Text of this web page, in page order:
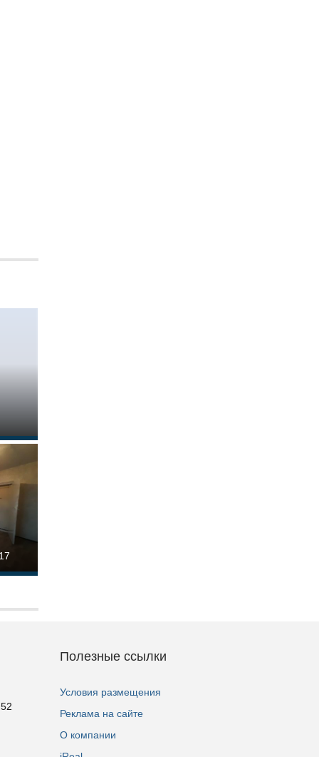
Полезные ссылки
Условия размещения
Реклама на сайте
О компании